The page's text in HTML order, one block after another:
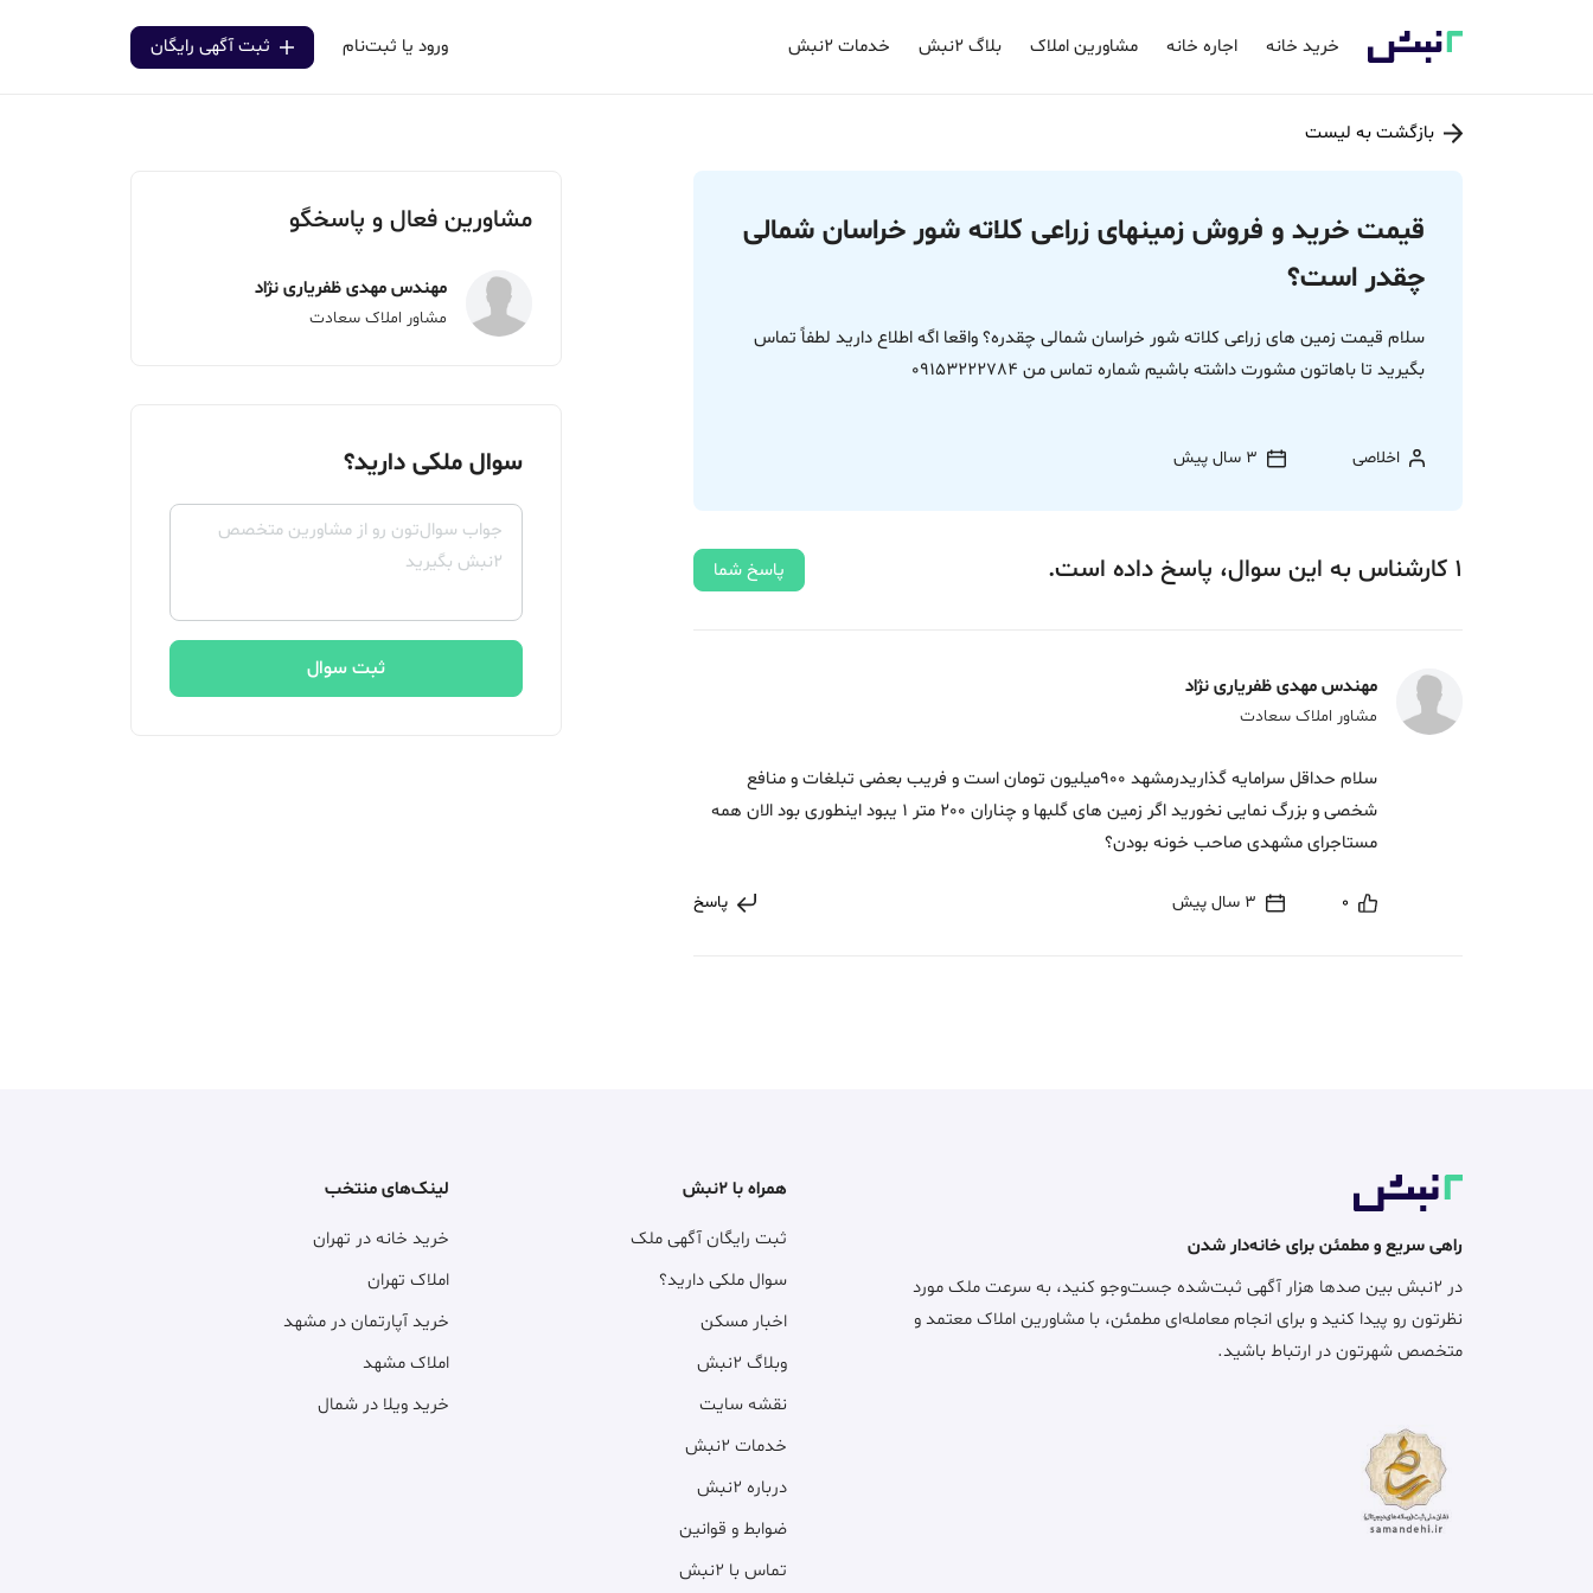
خرید خانه اجاره خانه مشاورین املاک بلاگ ۲نبش خدمات ۲نبش ورود یا ثبت‌نام ثبت آگهی رایگان
بازگشت به لیست
قیمت خرید و فروش زمینهای زراعی کلاته شور خراسان شمالی
چقدر است؟
سلام قیمت زمین های زراعی کلاته شور خراسان شمالی چقدره؟ واقعا اگه اطلاع دارید لطفاً تماس
بگیرید تا باهاتون مشورت داشته باشیم شماره تماس من 09153222784
اخلاصی 3 سال پیش
1 کارشناس به این سوال، پاسخ داده‌ است. پاسخ شما
مهندس مهدی ظفریاری نژاد
مشاور املاک سعادت
سلام حداقل سرامایه گذاریدرمشهد 900میلیون تومان است و فریب بعضی تبلغات و منافع
شخصی و بزرگ نمایی نخورید اگر زمین های گلبها و چناران 200 متر 1 یبود اینطوری بود الان همه
مستاجرای مشهدی صاحب خونه بودن؟
0 3 سال پیش پاسخ
مشاورین فعال و پاسخگو
مهندس مهدی ظفریاری نژاد
مشاور املاک سعادت
سوال ملکی دارید؟
ثبت سوال
راهی سریع و مطمئن برای خانه‌دار شدن
در ۲نبش بین صدها هزار آگهی ثبت‌شده جست‌وجو کنید، به سرعت ملک مورد
نظرتون رو پیدا کنید و برای انجام معامله‌ای مطمئن، با مشاورین املاک معتمد و
متخصص شهرتون در ارتباط باشید.
همراه با ۲نبش
ثبت رایگان آگهی ملک
سوال ملکی دارید؟
اخبار مسکن
وبلاگ ۲نبش
نقشه سایت
خدمات ۲نبش
درباره ۲نبش
ضوابط و قوانین
تماس با ۲نبش
لینک‌های منتخب
خرید خانه در تهران
املاک تهران
خرید آپارتمان در مشهد
املاک مشهد
خرید ویلا در شمال